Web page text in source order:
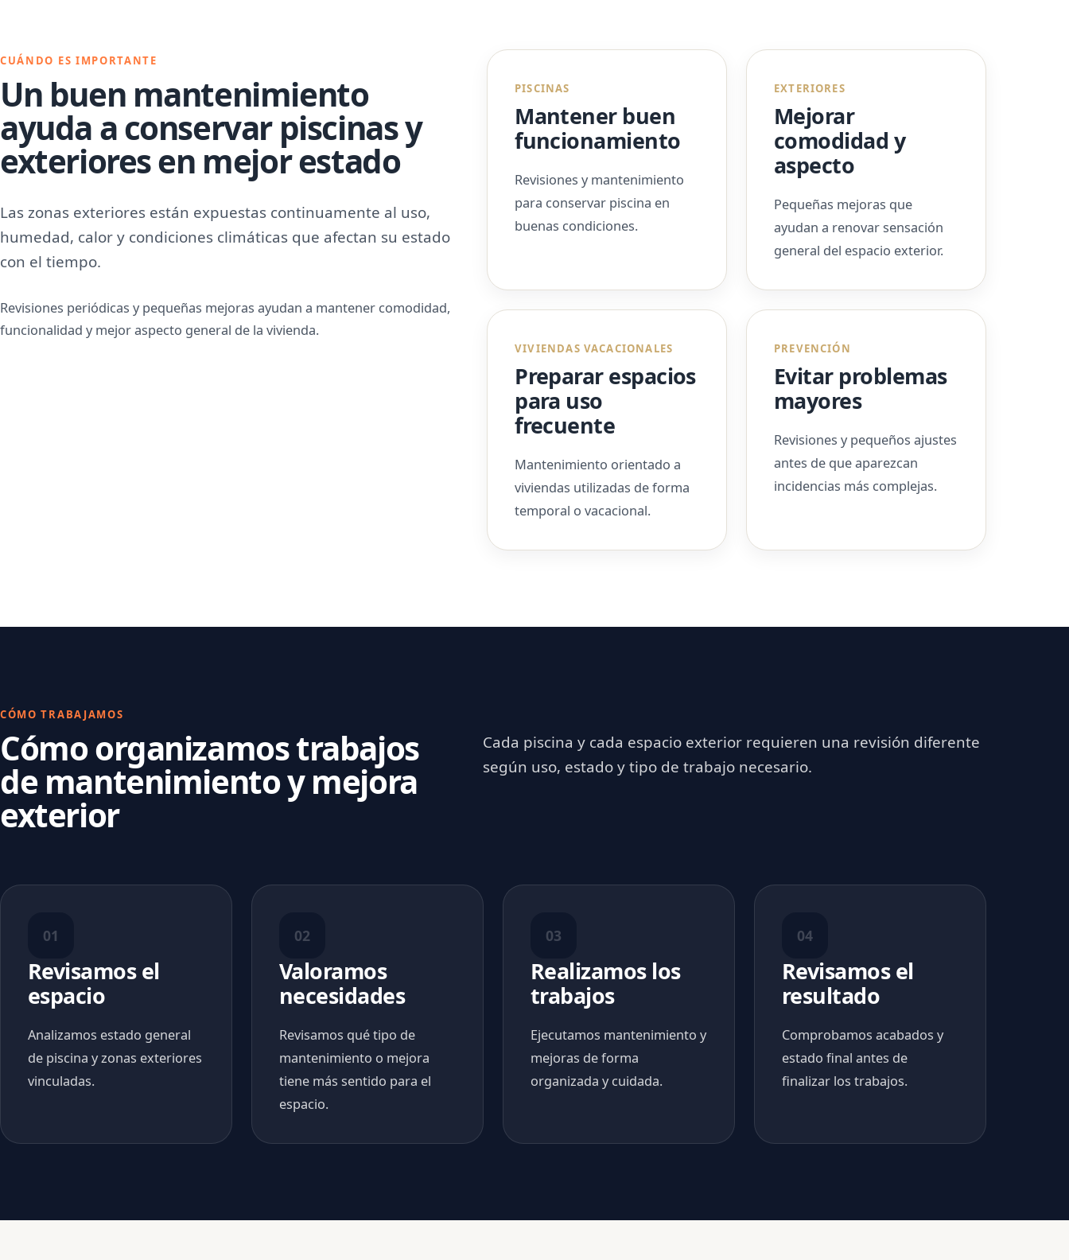
CUÁNDO ES IMPORTANTE
Un buen mantenimiento
ayuda a conservar piscinas y
exteriores en mejor estado
Las zonas exteriores están expuestas continuamente al uso,
humedad, calor y condiciones climáticas que afectan su estado
con el tiempo.
Revisiones periódicas y pequeñas mejoras ayudan a mantener comodidad,
funcionalidad y mejor aspecto general de la vivienda.
PISCINAS
Mantener buen
funcionamiento
Revisiones y mantenimiento
para conservar piscina en
buenas condiciones.
EXTERIORES
Mejorar
comodidad y
aspecto
Pequeñas mejoras que
ayudan a renovar sensación
general del espacio exterior.
VIVIENDAS VACACIONALES
Preparar espacios
para uso
frecuente
Mantenimiento orientado a
viviendas utilizadas de forma
temporal o vacacional.
PREVENCIÓN
Evitar problemas
mayores
Revisiones y pequeños ajustes
antes de que aparezcan
incidencias más complejas.
CÓMO TRABAJAMOS
Cómo organizamos trabajos
de mantenimiento y mejora
exterior
Cada piscina y cada espacio exterior requieren una revisión diferente
según uso, estado y tipo de trabajo necesario.
01
Revisamos el
espacio
Analizamos estado general
de piscina y zonas exteriores
vinculadas.
02
Valoramos
necesidades
Revisamos qué tipo de
mantenimiento o mejora
tiene más sentido para el
espacio.
03
Realizamos los
trabajos
Ejecutamos mantenimiento y
mejoras de forma
organizada y cuidada.
04
Revisamos el
resultado
Comprobamos acabados y
estado final antes de
finalizar los trabajos.